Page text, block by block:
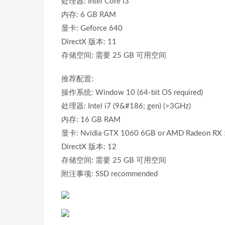
内存: 6 GB RAM
显卡: Geforce 640
DirectX 版本: 11
存储空间: 需要 25 GB 可用空间
推荐配置:
操作系统: Window 10 (64-bit OS required)
处理器: Intel i7 (9&#186; gen) (>3GHz)
内存: 16 GB RAM
显卡: Nvidia GTX 1060 6GB or AMD Radeon RX
DirectX 版本: 12
存储空间: 需要 25 GB 可用空间
附注事项: SSD recommended